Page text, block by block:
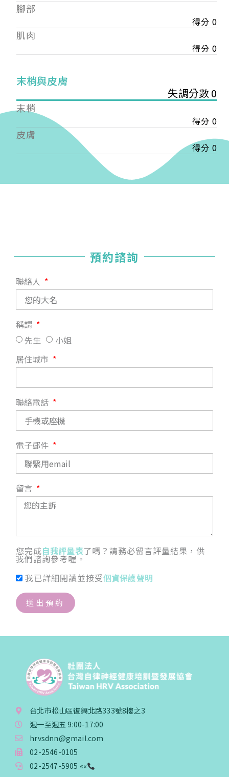
腳部
得分 0
肌肉
得分 0
末梢與皮膚
失調分數 0
末梢
得分 0
皮膚
得分 0
預約諮詢
聯絡人
稱謂
先生
小姐
居住城市
聯絡電話
電子郵件
留言
您完成自我評量表了嗎？請務必留言評量結果，供
我們諮詢參考喔。
我已詳細閱讀並接受個資保護聲明
送出預約
台北市松山區復興北路333號8樓之3
週一至週五 9:00-17:00
hrvsdnn@gmail.com
02-2546-0105
02-2547-5905 ««
——
【會費】
個人會員:
入會費新臺幣1200元，於會員入會時繳納；常年會
入會費新臺幣3000元，於會員入會時繳納；常年會
戶名: 社團法人台灣自律神經健康培訓暨發展協會
帳號: 003-03-501566-2
銀行: (013) 國泰世華 南京東路分行